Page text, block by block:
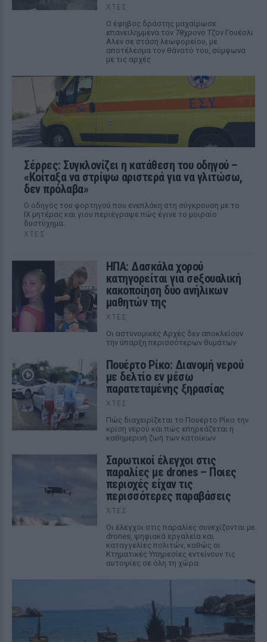
ΧΤΕΣ
Ο έφηβος δράστης μαχαίρωσε
επανειλημμένα τον 78χρονο Τζον Γουέσλι
Αλεν σε στάση λεωφορείου, με
αποτέλεσμα τον θάνατό του, σύμφωνα
με τις αρχές
Σέρρες: Συγκλονίζει η κατάθεση του οδηγού –
«Κοίταξα να στρίψω αριστερά για να γλιτώσω,
δεν πρόλαβα»
Ο οδηγός του φορτηγού που ενεπλάκη στη σύγκρουση με το
ΙΧ μητέρας και γιου περιέγραψε πώς έγινε το μοιραίο
δυστύχημα.
ΧΤΕΣ
ΗΠΑ: Δασκάλα χορού
κατηγορείται για σeξουαλική
κακοποίηση δύο ανήλικων
μαθητών της
ΧΤΕΣ
Οι αστυνομικές Αρχές δεν αποκλείουν
την ύπαρξη περισσότερων θυμάτων
Πουέρτο Ρίκο: Διανομή νερού
με δελτίο εν μέσω
παρατεταμένης ξηρασίας
ΧΤΕΣ
Πώς διαχειρίζεται το Πουέρτο Ρίκο την
κρίση νερού και πώς επηρεάζεται η
καθημερινή ζωή των κατοίκων
Σαρωτικοί έλεγχοι στις
παραλίες με drones – Ποιες
περιοχές είχαν τις
περισσότερες παραβάσεις
ΧΤΕΣ
Οι έλεγχοι στις παραλίες συνεχίζονται με
drones, ψηφιακά εργαλεία και
καταγγελίες πολιτών, καθώς οι
Κτηματικές Υπηρεσίες εντείνουν τις
αυτοψίες σε όλη τη χώρα